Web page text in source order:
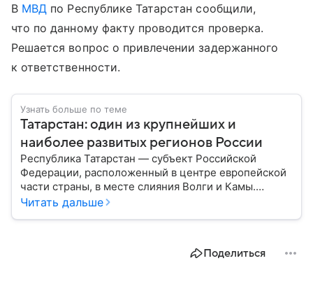
В МВД по Республике Татарстан сообщили,
что по данному факту проводится проверка.
Решается вопрос о привлечении задержанного
к ответственности.
Узнать больше по теме
Татарстан: один из крупнейших и
наиболее развитых регионов России
Республика Татарстан — субъект Российской
Федерации, расположенный в центре европейской
части страны, в месте слияния Волги и Камы.
Регион считается одним из ведущих
наследием, многонациональным населением и
Читать дальше
Поделиться